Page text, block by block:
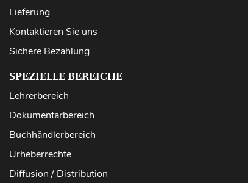
Lieferung
Kontaktieren Sie uns
Sichere Bezahlung
SPEZIELLE BEREICHE
Lehrerbereich
Dokumentarbereich
Buchhändlerbereich
Urheberrechte
Diffusion / Distribution